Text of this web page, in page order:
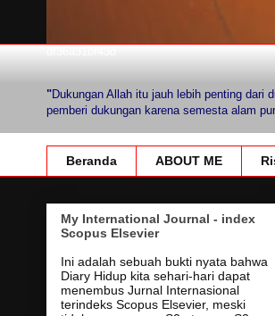
"Dukungan Allah itu jauh lebih penting dari
pemberi dukungan karena semesta alam
Beranda ABOUT ME
My International Journal - index
Scopus Elsevier
Ini adalah sebuah bukti nyata bahwa
Diary Hidup kita sehari-hari dapat
menembus Jurnal Internasional
terindeks Scopus Elsevier, meski